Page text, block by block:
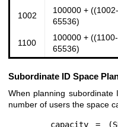
1002
100000 +
65536)
1100
100000 +
65536)
Subordinate ID Space
When planning subordinate
number of users the space